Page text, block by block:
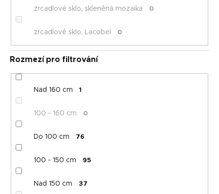
zrcadlové sklo, skleněná mozaika 0
zrcadlové sklo, Lacobel 0
Rozmezí pro filtrování
Nad 160 cm 1
100 - 160 cm 0
Do 100 cm 76
100 - 150 cm 95
Nad 150 cm 37